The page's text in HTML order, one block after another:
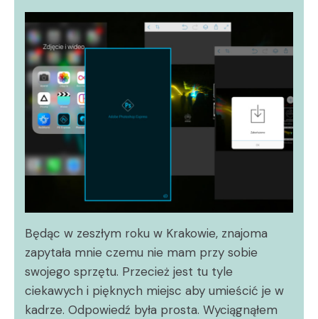
Będąc w zeszłym roku w Krakowie, znajoma
zapytała mnie czemu nie mam przy sobie
swojego sprzętu. Przecież jest tu tyle
ciekawych i pięknych miejsc aby umieścić je w
kadrze. Odpowiedź była prosta. Wyciągnąłem